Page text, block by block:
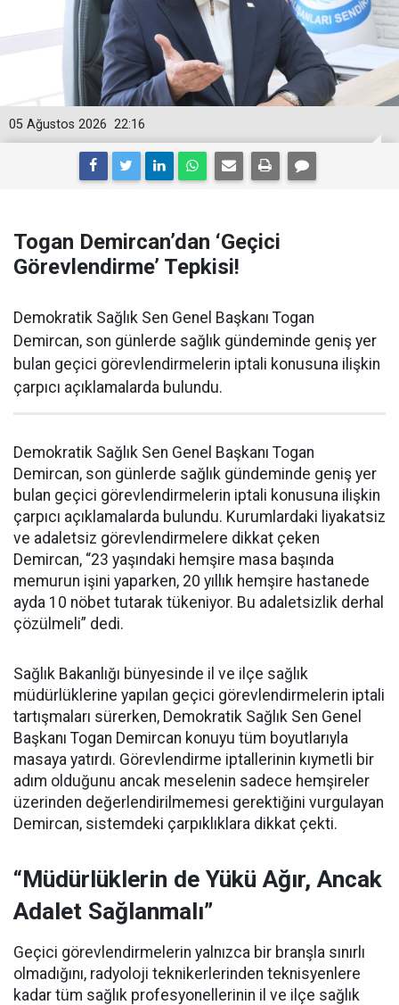
22:16
05 Ağustos 2026
Togan Demircan’dan ‘Geçici
Görevlendirme’ Tepkisi!
Demokratik Sağlık Sen Genel Başkanı Togan
Demircan, son günlerde sağlık gündeminde geniş yer
bulan geçici görevlendirmelerin iptali konusuna ilişkin
çarpıcı açıklamalarda bulundu.
Demokratik Sağlık Sen Genel Başkanı Togan
Demircan, son günlerde sağlık gündeminde geniş yer
bulan geçici görevlendirmelerin iptali konusuna ilişkin
çarpıcı açıklamalarda bulundu. Kurumlardaki liyakatsiz
ve adaletsiz görevlendirmelere dikkat çeken
Demircan, “23 yaşındaki hemşire masa başında
memurun işini yaparken, 20 yıllık hemşire hastanede
ayda 10 nöbet tutarak tükeniyor. Bu adaletsizlik derhal
çözülmeli” dedi.
Sağlık Bakanlığı bünyesinde il ve ilçe sağlık
müdürlüklerine yapılan geçici görevlendirmelerin iptali
tartışmaları sürerken, Demokratik Sağlık Sen Genel
Başkanı Togan Demircan konuyu tüm boyutlarıyla
masaya yatırdı. Görevlendirme iptallerinin kıymetli bir
adım olduğunu ancak meselenin sadece hemşireler
üzerinden değerlendirilmemesi gerektiğini vurgulayan
Demircan, sistemdeki çarpıklıklara dikkat çekti.
“Müdürlüklerin de Yükü Ağır, Ancak
Adalet Sağlanmalı”
Geçici görevlendirmelerin yalnızca bir branşla sınırlı
olmadığını, radyoloji teknikerlerinden teknisyenlere
kadar tüm sağlık profesyonellerinin il ve ilçe sağlık